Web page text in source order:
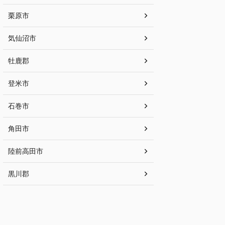
栗原市
気仙沼市
牡鹿郡
登米市
石巻市
角田市
陸前高田市
黒川郡